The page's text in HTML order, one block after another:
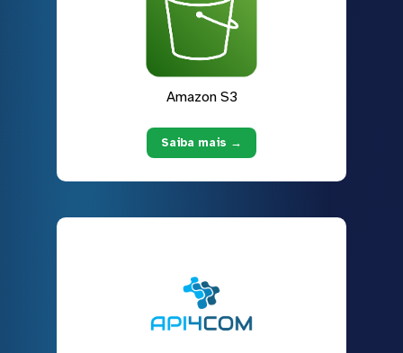
Amazon S3
Saiba mais →